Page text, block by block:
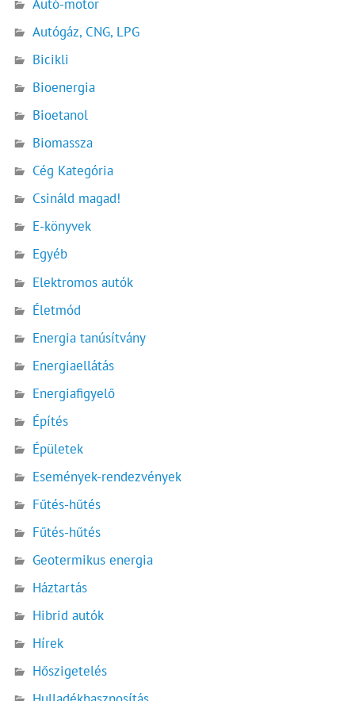
Autó-motor
Autógáz, CNG, LPG
Bicikli
Bioenergia
Bioetanol
Biomassza
Cég Kategória
Csináld magad!
E-könyvek
Egyéb
Elektromos autók
Életmód
Energia tanúsítvány
Energiaellátás
Energiafigyelő
Építés
Épületek
Események-rendezvények
Fűtés-hűtés
Fűtés-hűtés
Geotermikus energia
Háztartás
Hibrid autók
Hírek
Hőszigetelés